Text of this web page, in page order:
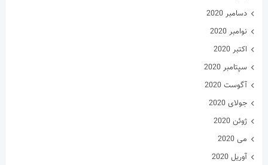
دسامبر 2020
نوامبر 2020
اکتبر 2020
سپتامبر 2020
آگوست 2020
جولای 2020
ژوئن 2020
می 2020
آوریل 2020